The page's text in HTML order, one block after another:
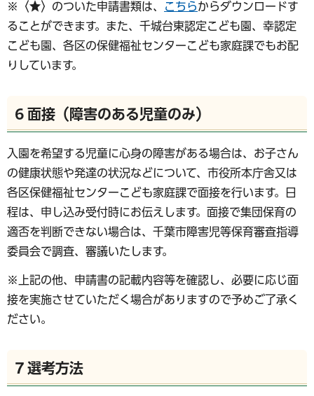
※〈★〉のついた申請書類は、 こちらからダウンロードす
ることができます。また、千城台東認定こども園、幸認定
こども園、各区の保健福祉センターこども家庭課でもお配
りしています。
6 面接（障害のある児童のみ）
入園を希望する児童に心身の障害がある場合は、お子さん
の健康状態や発達の状況などについて、市役所本庁舎又は
各区保健福祉センターこども家庭課で面接を行います。日
程は、申し込み受付時にお伝えします。面接で集団保育の
適否を判断できない場合は、千葉市障害児等保育審査指導
委員会で調査、審議いたします。
※上記の他、申請書の記載内容等を確認し、必要に応じ面
接を実施させていただく場合がありますので予めご了承く
ださい。
7 選考方法